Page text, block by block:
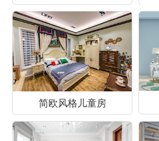
简欧风格儿童房